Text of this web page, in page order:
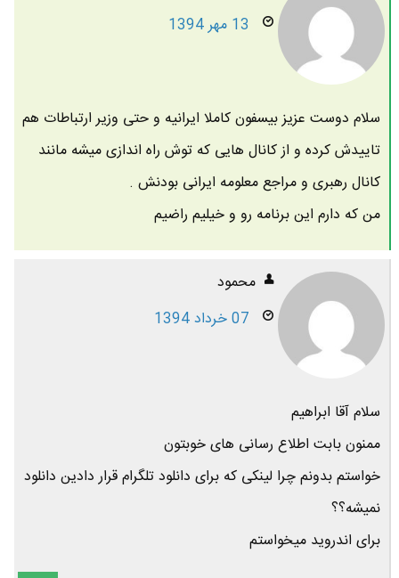
13 مهر 1394
سلام دوست عزیز بیسفون کاملا ایرانیه و حتی وزیر ارتباطات هم
تاییدش کرده و از کانال هایی که توش راه اندازی میشه مانند
کانال رهبری و مراجع معلومه ایرانی بودنش .
من که دارم این برنامه رو و خیلیم راضیم
محمود
07 خرداد 1394
سلام آقا ابراهیم
ممنون بابت اطلاع رسانی های خوبتون
خواستم بدونم چرا لینکی که برای دانلود تلگرام قرار دادین دانلود
نمیشه؟؟
برای اندروید میخواستم